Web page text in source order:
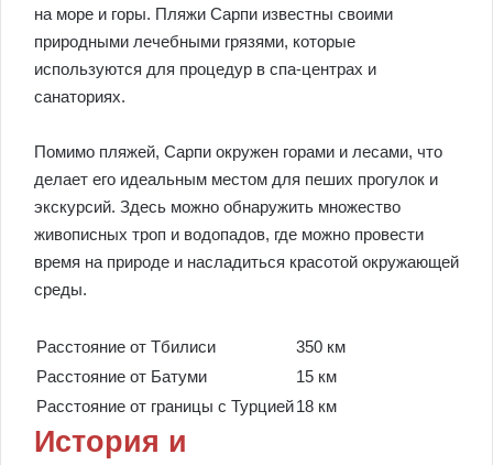
на море и горы. Пляжи Сарпи известны своими
природными лечебными грязями, которые
используются для процедур в спа-центрах и
санаториях.
Помимо пляжей, Сарпи окружен горами и лесами, что
делает его идеальным местом для пеших прогулок и
экскурсий. Здесь можно обнаружить множество
живописных троп и водопадов, где можно провести
время на природе и насладиться красотой окружающей
среды.
Расстояние от Тбилиси
350 км
Расстояние от Батуми
15 км
Расстояние от границы с Турцией18 км
История и